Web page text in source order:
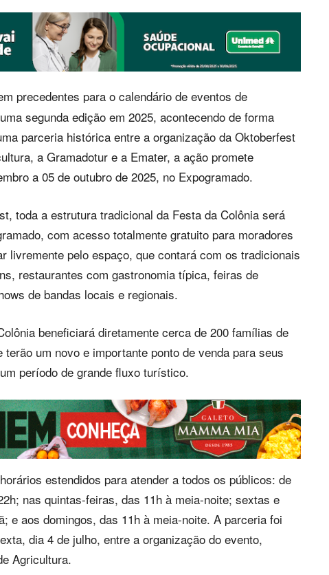
precedentes para o calendário de eventos de
segunda edição em 2025, acontecendo de forma
parceria histórica entre a organização da Oktoberfest
a Gramadotur e a Emater, a ação promete
a 05 de outubro de 2025, no Expogramado.
toda a estrutura tradicional da Festa da Colônia será
com acesso totalmente gratuito para moradores
livremente pelo espaço, que contará com os tradicionais
restaurantes com gastronomia típica, feiras de
de bandas locais e regionais.
beneficiará diretamente cerca de 200 famílias de
um novo e importante ponto de venda para seus
período de grande fluxo turístico.
estendidos para atender a todos os públicos: de
nas quintas-feiras, das 11h à meia-noite; sextas e
e aos domingos, das 11h à meia-noite. A parceria foi
dia 4 de julho, entre a organização do evento,
Agricultura.